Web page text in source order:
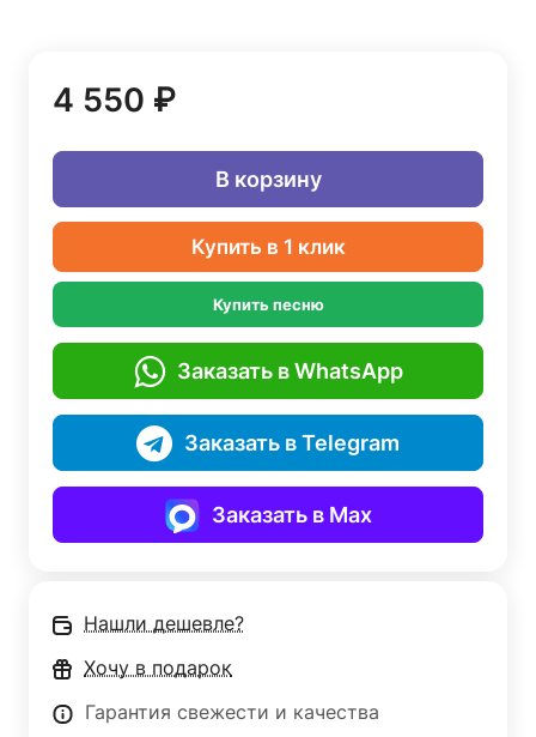
4 550 ₽
В корзину
Купить в 1 клик
Купить песню
Заказать в WhatsApp
Заказать в Telegram
Заказать в Max
Нашли дешевле?
Хочу в подарок
Гарантия свежести и качества